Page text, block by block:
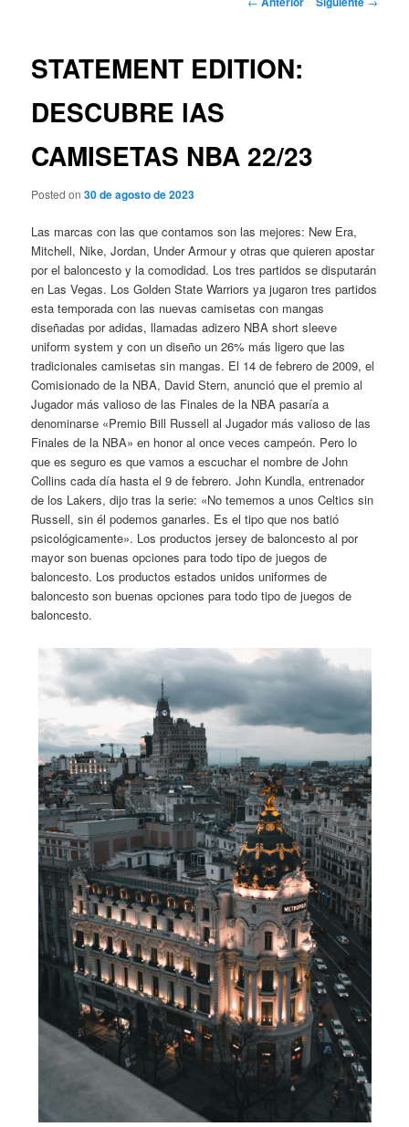
STATEMENT EDITION:
DESCUBRE lAS
CAMISETAS NBA 22/23
Posted on30 de agosto de 2023
Las marcas con las que contamos son las mejores: New Era,
Mitchell, Nike, Jordan, Under Armour y otras que quieren apostar
por el baloncesto y la comodidad. Los tres partidos se disputarán
en Las Vegas. Los Golden State Warriors ya jugaron tres partidos
esta temporada con las nuevas camisetas con mangas
diseñadas por adidas, llamadas adizero NBA short sleeve
uniform system y con un diseño un 26% más ligero que las
tradicionales camisetas sin mangas. El 14 de febrero de 2009, el
Comisionado de la NBA, David Stern, anunció que el premio al
Jugador más valioso de las Finales de la NBA pasaría a
denominarse «Premio Bill Russell al Jugador más valioso de las
Finales de la NBA» en honor al once veces campeón. Pero lo
que es seguro es que vamos a escuchar el nombre de John
Collins cada día hasta el 9 de febrero. John Kundla, entrenador
de los Lakers, dijo tras la serie: «No tememos a unos Celtics sin
Russell, sin él podemos ganarles. Es el tipo que nos batió
psicológicamente». Los productos jersey de baloncesto al por
mayor son buenas opciones para todo tipo de juegos de
baloncesto. Los productos estados unidos uniformes de
baloncesto son buenas opciones para todo tipo de juegos de
baloncesto.